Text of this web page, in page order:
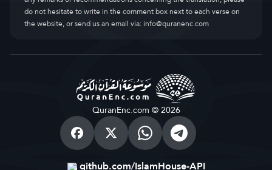
do not hesitate to write in the comment box next to each verse on
the website, or send us an email via:info@quranenc.com
QuranEnc.com © 2026
github.com/IslamHouse-API